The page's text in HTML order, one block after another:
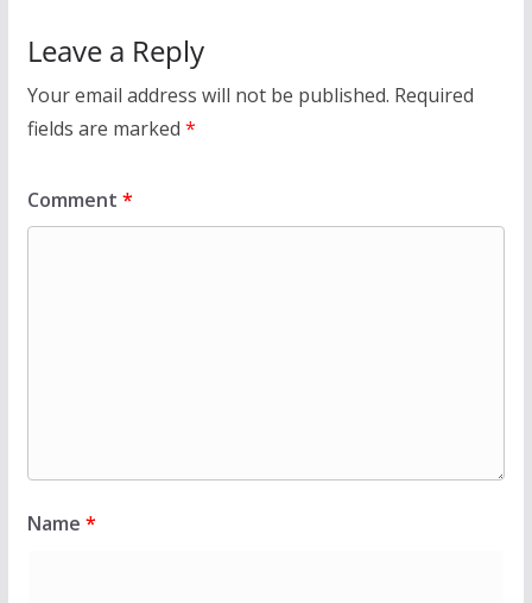
Leave a Reply
Your email address will not be published. Required
fields are marked *
Comment *
Name *